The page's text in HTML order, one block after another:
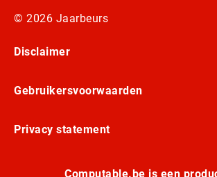
© 2026 Jaarbeurs
Disclaimer
Gebruikersvoorwaarden
Privacy statement
Computable.be is een